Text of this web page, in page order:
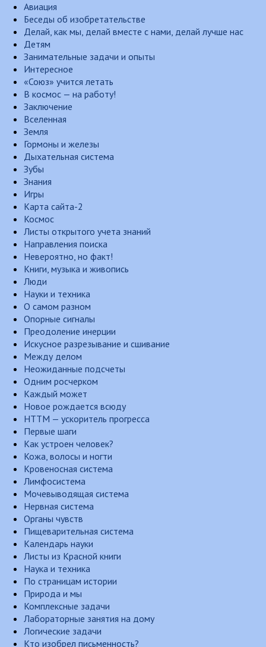
Авиация
Беседы об изобретательстве
Делай, как мы, делай вместе с нами, делай лучше нас
Детям
Занимательные задачи и опыты
Интересное
«Союз» учится летать
В космос — на работу!
Заключение
Вселенная
Земля
Гормоны и железы
Дыхательная система
Зубы
Знания
Игры
Карта сайта-2
Космос
Листы открытого учета знаний
Направления поиска
Невероятно, но факт!
Книги, музыка и живопись
Люди
Науки и техника
О самом разном
Опорные сигналы
Преодоление инерции
Искусное разрезывание и сшивание
Между делом
Неожиданные подсчеты
Одним росчерком
Каждый может
Новое рождается всюду
НТТМ — ускоритель прогресса
Первые шаги
Как устроен человек?
Кожа, волосы и ногти
Кровеносная система
Лимфосистема
Мочевыводящая система
Нервная система
Органы чувств
Пищеварительная система
Календарь науки
Листы из Красной книги
Наука и техника
По страницам истории
Природа и мы
Комплексные задачи
Лабораторные занятия на дому
Логические задачи
Кто изобрел письменность?